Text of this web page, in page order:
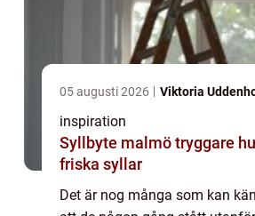
05 augusti 2026 Viktoria
inspiration
Syllbyte malmö tryggare hus med
friska syllar
Det är nog många som kan